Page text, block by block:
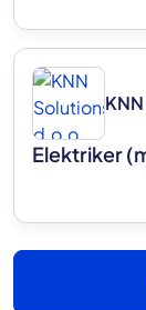
Elektriker